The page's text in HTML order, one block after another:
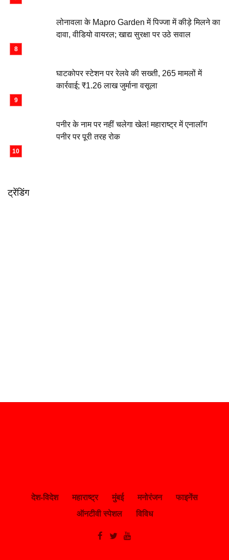
लोनावला के Mapro Garden में पिज्जा में कीड़े मिलने का
दावा, वीडियो वायरल; खाद्य सुरक्षा पर उठे सवाल
घाटकोपर स्टेशन पर रेलवे की सख्ती, 265 मामलों में
कार्रवाई; ₹1.26 लाख जुर्माना वसूला
पनीर के नाम पर नहीं चलेगा खेल! महाराष्ट्र में एनालॉग
पनीर पर पूरी तरह रोक
ट्रेंडिंग
देश-विदेश महाराष्ट्र मुंबई मनोरंजन
फाइनेंस
ऑनटीवी स्पेशल
विविध